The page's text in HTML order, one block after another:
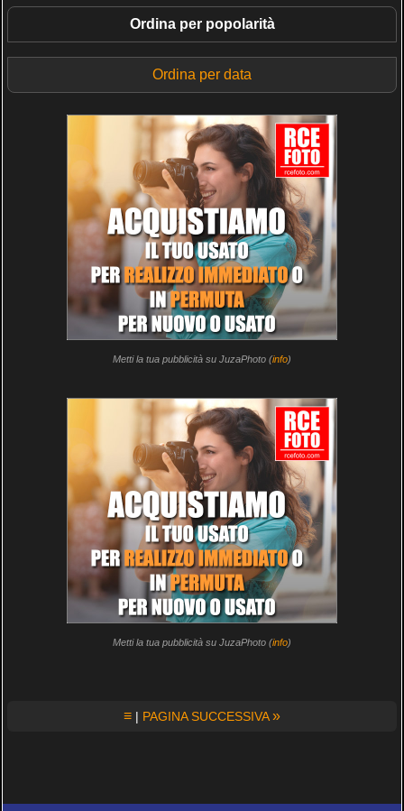
Ordina per popolarità
Ordina per data
Metti la tua pubblicità su JuzaPhoto (info)
Metti la tua pubblicità su JuzaPhoto (info)
≡ | PAGINA SUCCESSIVA»